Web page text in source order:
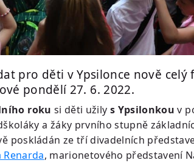
pro děti v Ypsilonce nově
pondělí 27. 6. 2022.
roku si děti užily s Ypsilonkou v
a žáky prvního stupně
poskládán ze tří divadelních
Renarda, marionetového představení